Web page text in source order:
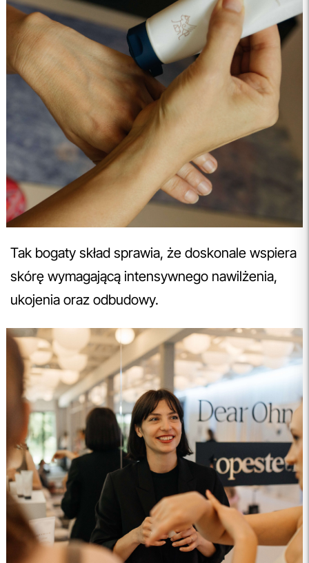
Tak bogaty skład sprawia, że doskonale wspiera
skórę wymagającą intensywnego nawilżenia,
ukojenia oraz odbudowy.